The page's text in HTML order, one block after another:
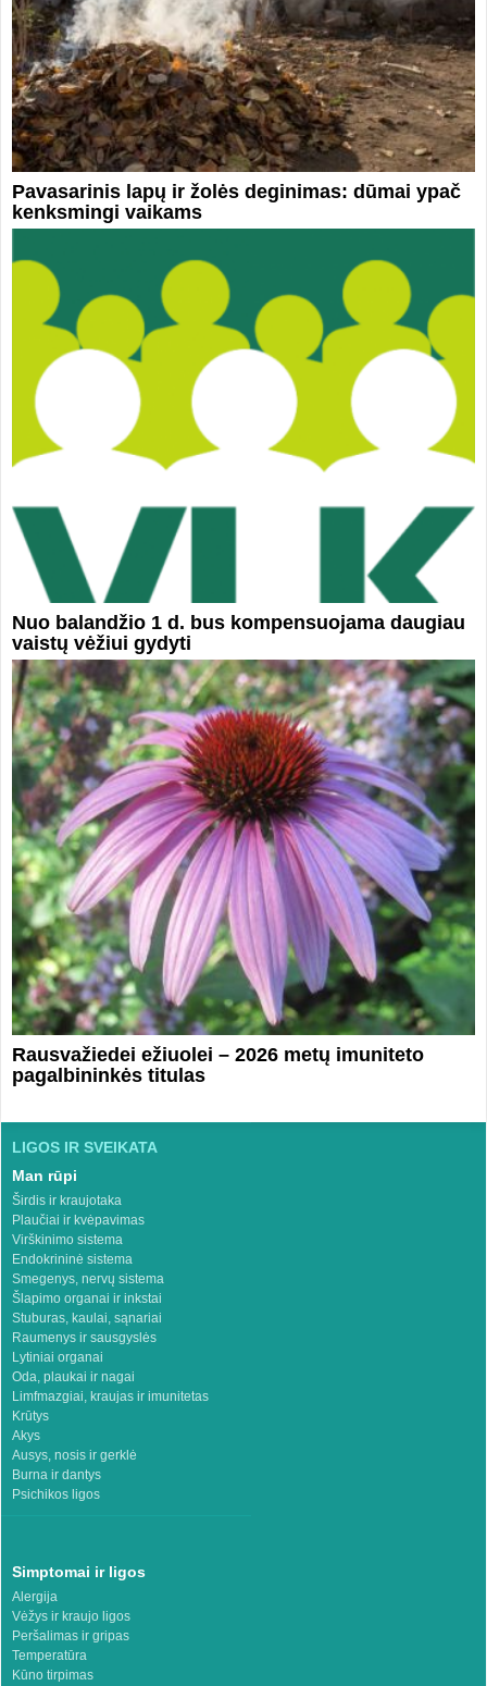
Pavasarinis lapų ir žolės deginimas: dūmai ypač
kenksmingi vaikams
Nuo balandžio 1 d. bus kompensuojama daugiau
vaistų vėžiui gydyti
Rausvažiedei ežiuolei – 2026 metų imuniteto
pagalbininkės titulas
LIGOS IR SVEIKATA
Man rūpi
Širdis ir kraujotaka
Plaučiai ir kvėpavimas
Virškinimo sistema
Endokrininė sistema
Smegenys, nervų sistema
Šlapimo organai ir inkstai
Stuburas, kaulai, sąnariai
Raumenys ir sausgyslės
Lytiniai organai
Oda, plaukai ir nagai
Limfmazgiai, kraujas ir imunitetas
Krūtys
Akys
Ausys, nosis ir gerklė
Burna ir dantys
Psichikos ligos
Simptomai ir ligos
Alergija
Vėžys ir kraujo ligos
Peršalimas ir gripas
Temperatūra
Kūno tirpimas